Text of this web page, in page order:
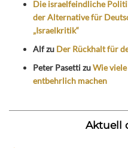
Die israelfeindliche
der Alternative für
„Israelkritik“
Alfzu Der Rückhalt für
Peter PasettizuWie
entbehrlich machen
Aktuell